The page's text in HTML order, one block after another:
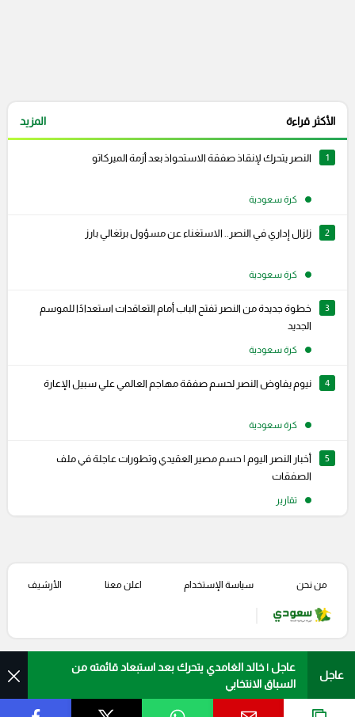
الأكثر قراءة المزيد
1 النصر يتحرك لإنقاذ صفقة الاستحواذ بعد أزمة الميركاتو
كرة سعودية
2 زلزال إداري في النصر.. الاستغناء عن مسؤول برتغالي بارز
كرة سعودية
3
خطوة جديدة من النصر تفتح الباب أمام التعاقدات استعدادًا للموسم
الجديد
كرة سعودية
4 نيوم يفاوض النصر لحسم صفقة مهاجم العالمي علي سبيل الإعارة
كرة سعودية
5
أخبار النصر اليوم | حسم مصير العقيدي وتطورات عاجلة في ملف
الصفقات
تقارير
عاجل
عاجل | خالد الغامدي يتحرك بعد استبعاد قائمته من
السباق الانتخابي
من نحن سياسة الإستخدام اعلن معنا الأرشيف